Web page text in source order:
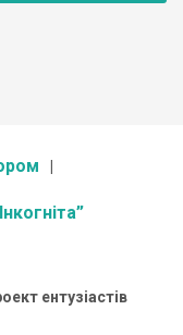
ентузіастів